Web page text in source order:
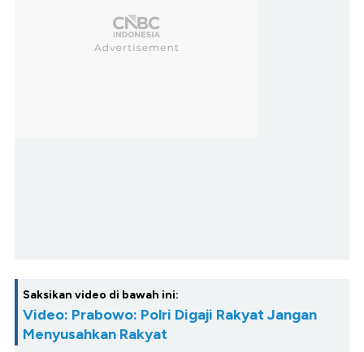
Saksikan video di bawah ini:
Video: Prabowo: Polri Digaji Rakyat Jangan
Menyusahkan Rakyat